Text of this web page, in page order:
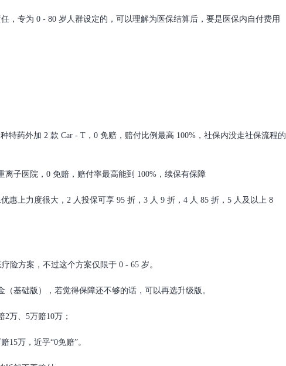
，专为 0 - 80 岁人群设定的，可以理解为医保结算后，要是医保内自付费用
特药外加 2 款 Car - T，0 免赔，赔付比例最高 100%，社保内没走社保流程的
子医院，0 免赔，赔付率最高能到 100%，续保有保障
惠上力度很大，2 人投保可享 95 折，3 人 9 折，4 人 85 折，5 人及以上 8
险方案，不过这个方案仅限于 0 - 65 岁。
基础版），若觉得保障还不够的话，可以再选升级版。
万、5万赔10万；
15万，近乎“0免赔”。